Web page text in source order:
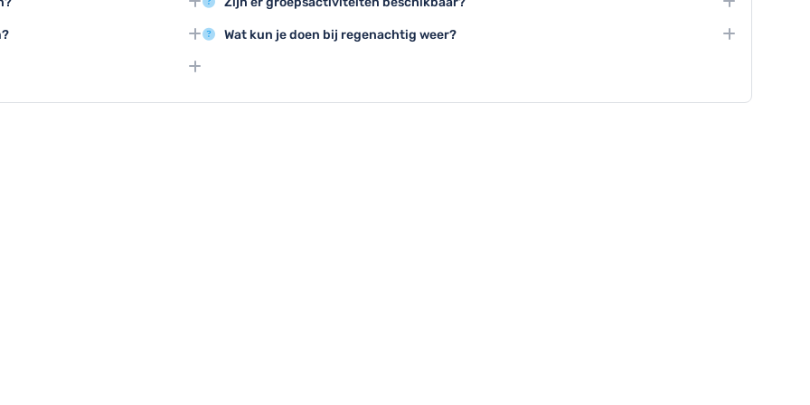
mogelijkheden biedt
om meer te weten te
stad.
varen en wandeltochten in
historische theaters bieden geweldige culturele ervaringen.
Groepstours door de stad, georganiseerde fietstochten, groepswandelingen en
rondleidingen bij musea zijn populaire groepsactiviteiten.
Wat kun je doen bij regenachtig weer?